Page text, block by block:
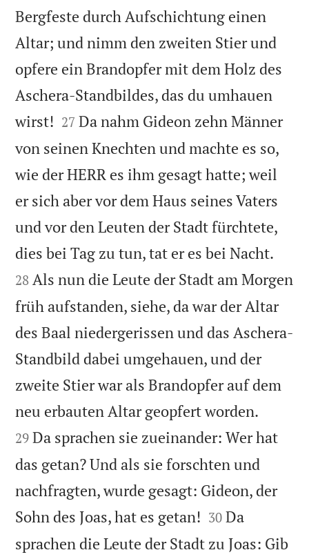
Bergfeste durch Aufschichtung einen
Altar; und nimm den zweiten Stier und
opfere ein Brandopfer mit dem Holz des
Aschera-Standbildes, das du umhauen
wirst! 

27 Da nahm Gideon zehn Männer
von seinen Knechten und machte es so,
wie der HERR es ihm gesagt hatte; weil
er sich aber vor dem Haus seines Vaters
und vor den Leuten der Stadt fürchtete,
dies bei Tag zu tun, tat er es bei Nacht.
28 Als nun die Leute der Stadt am Morgen
früh aufstanden, siehe, da war der Altar
des Baal niedergerissen und das Aschera-
Standbild dabei umgehauen, und der
zweite Stier war als Brandopfer auf dem
neu erbauten Altar geopfert worden.
29 Da sprachen sie zueinander: Wer hat
das getan? Und als sie forschten und
nachfragten, wurde gesagt: Gideon, der
Sohn des Joas, hat es getan! 

30 Da
sprachen die Leute der Stadt zu Joas: Gib